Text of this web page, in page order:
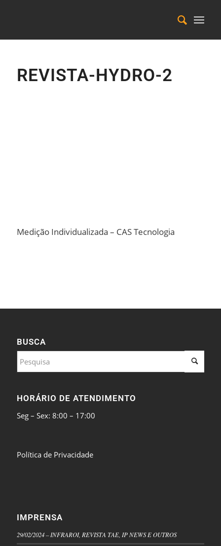
REVISTA-HYDRO-2
Medição Individualizada – CAS Tecnologia
BUSCA
HORÁRIO DE ATENDIMENTO
Seg – Sex: 8:00 – 17:00
Política de Privacidade
IMPRENSA
29/02/2024 – INFRAROI, REVISTA TAE, IP NEWS E OUTROS